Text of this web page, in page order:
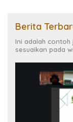
Berita
Ini adalah contoh
sesuaikan pada